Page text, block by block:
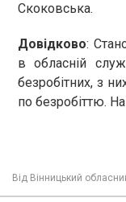
Скоковська.
Довідково:
в обласній
безробітних, з
по безробіттю.
Від Вінницький